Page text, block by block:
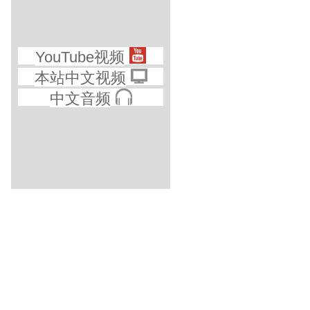
YouTube视频
本站中文视频
中文音频